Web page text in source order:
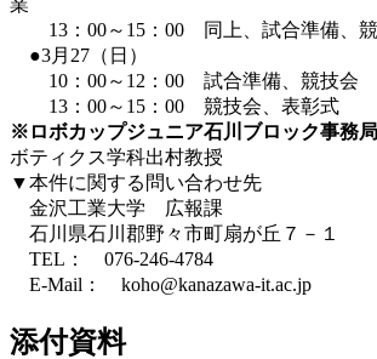
13：00～15：00 同上、試合準備、
●3月27（日）
10：00～12：00 試合準備、競技会
13：00～15：00 競技会、表彰式
※ロボカップジュニア石川ブロック事務局
ボティクス学科出村教授
▼本件に関する問い合わせ先
金沢工業大学 広報課
石川県石川郡野々市町扇が丘７－１
TEL： 076-246-4784
E-Mail： koho@kanazawa-it.ac.jp
添付資料